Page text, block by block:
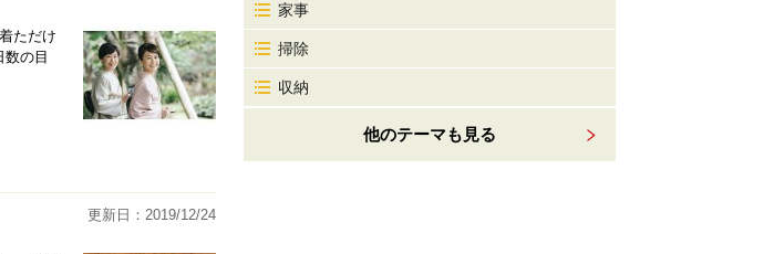
ただけ
の目
更新日：2019/12/24
家事
掃除
収納
他のテーマも見る